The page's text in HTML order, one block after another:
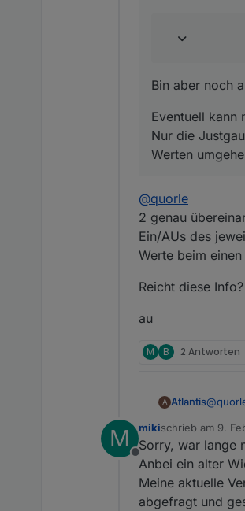
Bin aber noch
Eventuell kann
Nur die
Werten
@quorle
2 genau
Ein/AUs des
Werte beim
Reicht diese Info?
au
M B 2 Antworten
A Atlantis@
@
@
@
2
Reicht
M
Offline
mikischrieb am 9.
zuletzt editiert
Sorry, war lange
Anbei ein alter
Meine aktuelle
abgefragt und